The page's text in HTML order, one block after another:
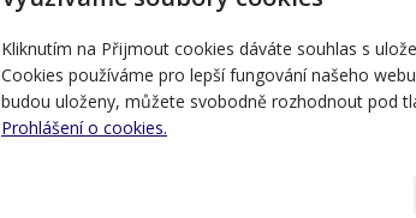
+420 221 474 111
Kliknutím na Přijmout cookies dáváte souhlas s
Cookies používáme pro lepší fungování našeho
budou uloženy, můžete svobodně rozhodnout pod
Prohlášení o cookies.